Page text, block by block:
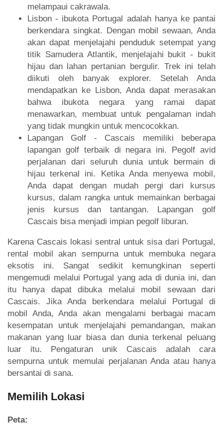
melampaui cakrawala.
Lisbon - ibukota Portugal adalah hanya ke pantai
berkendara singkat. Dengan mobil sewaan, Anda
akan dapat menjelajahi penduduk setempat yang
titik Samudera Atlantik, menjelajahi bukit - bukit
hijau dan lahan pertanian bergulir. Trek ini telah
diikuti oleh banyak explorer. Setelah Anda
mendapatkan ke Lisbon, Anda dapat merasakan
bahwa ibukota negara yang ramai dapat
menawarkan, membuat untuk pengalaman indah
yang tidak mungkin untuk mencocokkan.
Lapangan Golf - Cascais memiliki beberapa
lapangan golf terbaik di negara ini. Pegolf avid
perjalanan dari seluruh dunia untuk bermain di
hijau terkenal ini. Ketika Anda menyewa mobil,
Anda dapat dengan mudah pergi dari kursus
kursus, dalam rangka untuk memainkan berbagai
jenis kursus dan tantangan. Lapangan golf
Cascais bisa menjadi impian pegolf liburan.
Karena Cascais lokasi sentral untuk sisa dari Portugal,
rental mobil akan sempurna untuk membuka negara
eksotis ini. Sangat sedikit kemungkinan seperti
mengemudi melalui Portugal yang ada di dunia ini, dan
itu hanya dapat dibuka melalui mobil sewaan dari
Cascais. Jika Anda berkendara melalui Portugal di
mobil Anda, Anda akan mengalami berbagai macam
kesempatan untuk menjelajahi pemandangan, makan
makanan yang luar biasa dan dunia terkenal peluang
luar itu. Pengaturan unik Cascais adalah cara
sempurna untuk memulai perjalanan Anda atau hanya
bersantai di sana.
Memilih Lokasi
Peta: